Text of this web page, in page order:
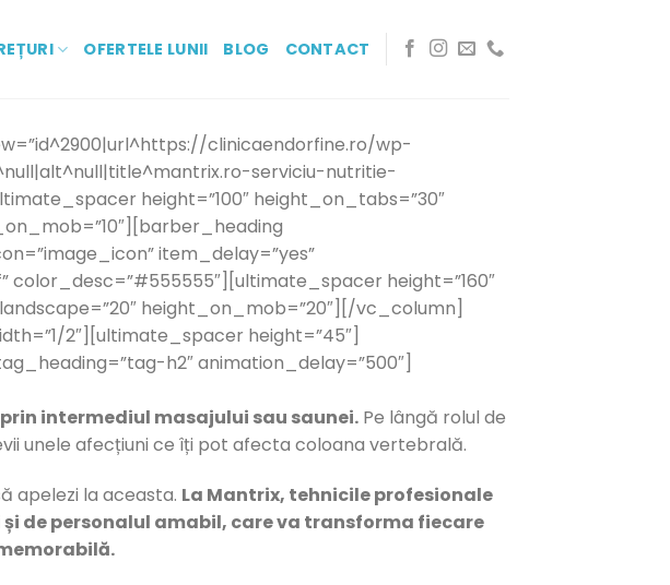
OFERTELE LUNII BLOG CONTACT
clinicaendorfine.ro/wp-
serviciu-nutritie-
height=”100″ height_on_tabs=”30″
item_delay=”yes”
height=”160″
height_on_mob=”20″][/vc_column]
2″][ultimate_spacer height=”45″]
h2″ animation_delay=”500″]
intermediul masajului sau saunei. Pe lângă rolul de
unele afecțiuni ce îți pot afecta coloana vertebrală.
apelezi la aceasta. La Mantrix, tehnicile profesionale
de personalul amabil, care va transforma fiecare